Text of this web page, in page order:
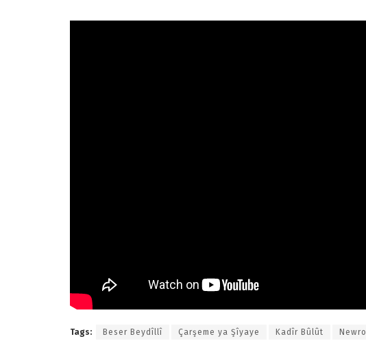
Tags: Beser Beydîllî Çarşeme ya Şîyaye Kadîr Bûlût